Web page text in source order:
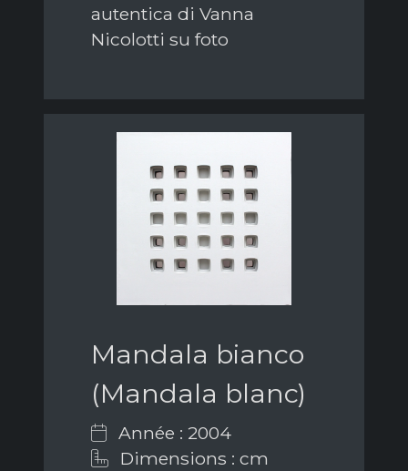
autentica di Vanna
Nicolotti su foto
Mandala bianco
(Mandala blanc)
Année : 2004
Dimensions : cm